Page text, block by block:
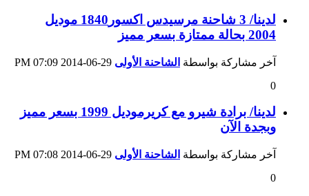
لدينا/ 3 شاحنة مرسيدس اكسور1840 موديل
2004 بحالة ممتازة بسعر مميز
آخر مشاركة بواسطة الشاحنة الأولى
07:09 PM
0
لدينا/ برادة شيرو مع كريرموديل 1999 بسعر مميز
وبجدة الآن
آخر مشاركة بواسطة الشاحنة الأولى
07:08 PM
0